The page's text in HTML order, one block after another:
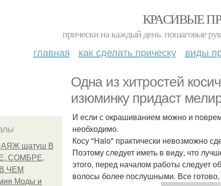
КРАСИВЫЕ
прически на каждый день. пошаговые
главная как сделать прическу виды
Одна из хитростей
изюминку придаст
шатуш В
СОМБРЕ,
ЧЕМ
Моды и
И если с окрашиванием можно и
необходимо.
Косу "Halo" практически невозможно
Поэтому следует иметь в виду, что
этого, перед началом работы следует
волосы более послушными. Все